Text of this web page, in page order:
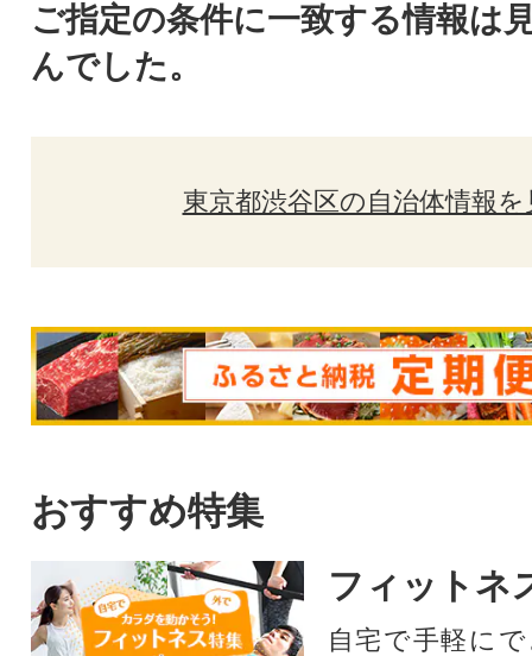
ご指定の条件に一致する情報は
んでした。
東京都渋谷区の自治体情報を
おすすめ特集
フィットネ
自宅で手軽に